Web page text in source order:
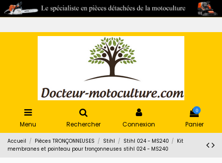
Menu Rechercher Connexion
0
Panier
Accueil Pièces TRONÇONNEUSES Stihl Stihl 024 - MS240
Kit
membranes et pointeau pour tronçonneuses stihl 024 - MS240